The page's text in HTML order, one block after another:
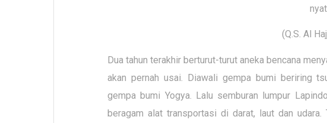
(Q.S. Al
Dua tahun terakhir berturut-turut aneka bencana
akan pernah usai. Diawali gempa bumi beriring
gempa bumi Yogya. Lalu semburan lumpur
beragam alat transportasi di darat, laut dan